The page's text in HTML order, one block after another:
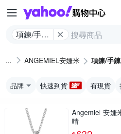
項鍊/手鍊/
ANGEMIEL安婕米 項鍊/手
品牌 快速到貨 有現貨
Angemiel 安婕
晴